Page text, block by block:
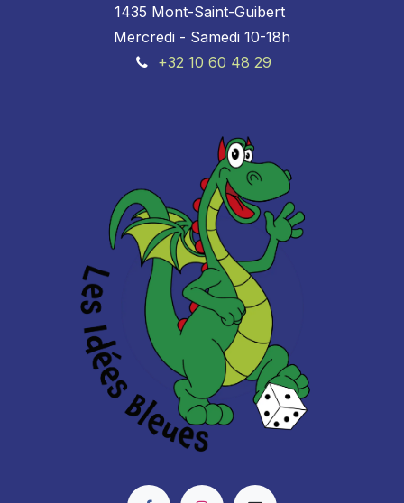
1435 Mont-Saint-Guibert
Mercredi - Samedi 10-18h
+32 10 60 48 29